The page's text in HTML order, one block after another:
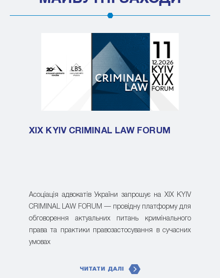
XIX KYIV CRIMINAL LAW FORUM
Асоціація адвокатів України запрошує на XIX KYIV
CRIMINAL LAW FORUM — провідну платформу для
обговорення актуальних питань кримінального
права та практики правозастосування в сучасних
умовах
ЧИТАТИ ДАЛІ